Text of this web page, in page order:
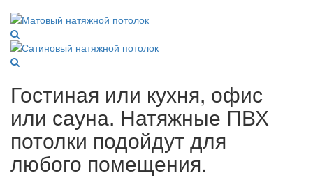
Гостиная или кухня, офис
или сауна. Натяжные ПВХ
потолки подойдут для
любого помещения.